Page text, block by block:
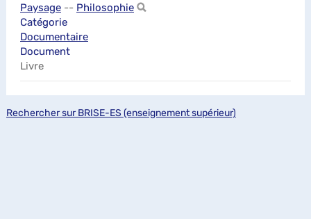
Paysage -- Philosophie
Catégorie
Documentaire
Document
Livre
Rechercher sur BRISE-ES (enseignement supérieur)